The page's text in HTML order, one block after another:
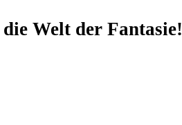
Welt der Fantasie!